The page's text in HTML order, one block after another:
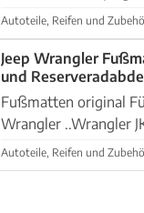
2006 Einfache Montage Hallo biete
hier meine Türen an
Wrangler TJ Standort Porto Colom /
Portocolom
Autoteile, Reifen und
Jeep Wrangler
und
Zustand
Fußmatten original
Wrangler ..Wrangler
Sahara, Sport, Unlimited Die
sin in einem
Autoteile, Reifen und